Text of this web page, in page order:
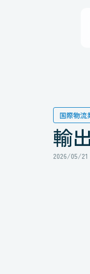
国際物流
輸
2026/05/21